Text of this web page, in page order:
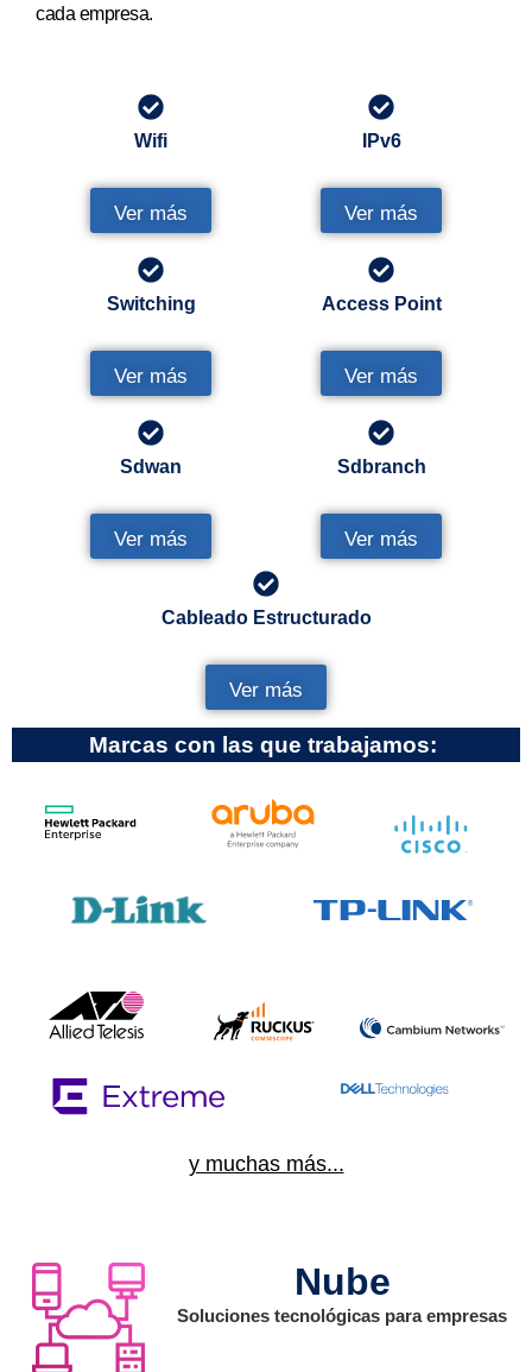
cada empresa.
Wifi
Ver más
IPv6
Ver más
Switching
Ver más
Access Point
Ver más
Sdwan
Ver más
Sdbranch
Ver más
Cableado Estructurado
Ver más
Marcas con las que trabajamos:
y muchas más...
Nube
Soluciones tecnológicas para empresas